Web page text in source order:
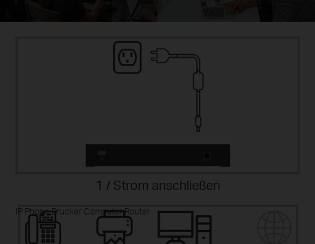
1 / Strom anschließen
IP Phone Drucker Computer Router